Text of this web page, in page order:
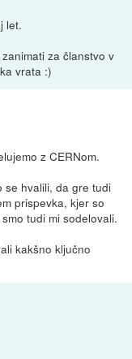
let.
za članstvo v
vrata :)
z CERNom.
se hvalili, da gre tudi
prispevka, kjer so
tudi mi sodelovali.
kakšno ključno